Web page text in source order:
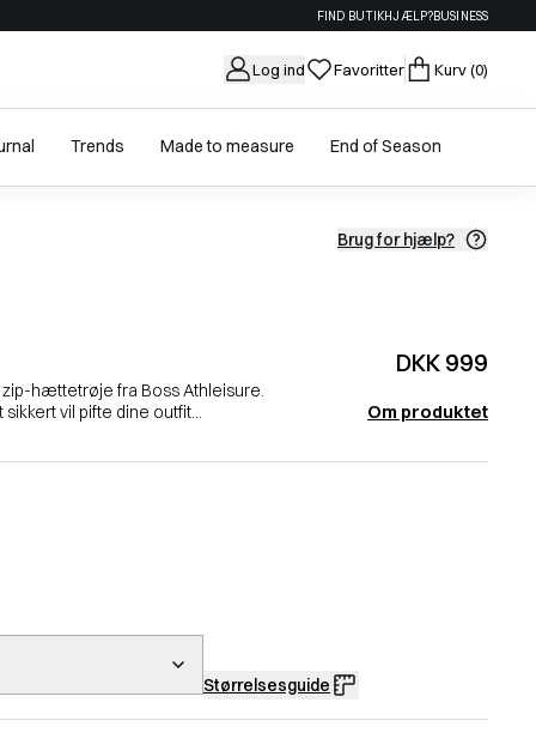
FIND BUTIKHJÆLP?BUSINESS
Log ind Favoritter Kurv(0)
Trends Made to measure End of Season
Brug for hjælp?
DKK 999
hættetrøje fra Boss Athleisure.
vil pifte dine outfit...
Om produktet
Størrelsesguide